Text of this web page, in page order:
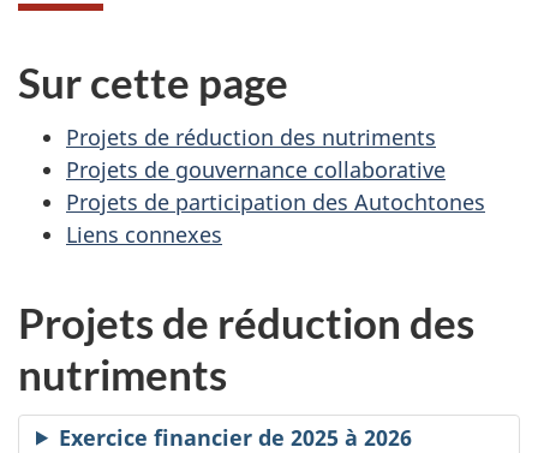
Sur cette page
Projets de réduction des nutriments
Projets de gouvernance collaborative
Projets de participation des Autochtones
Liens connexes
Projets de réduction des
nutriments
Exercice financier de 2025 à 2026